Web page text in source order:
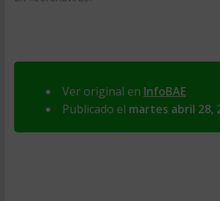
Ver original en InfoBAE
Publicado el martes abril 28,